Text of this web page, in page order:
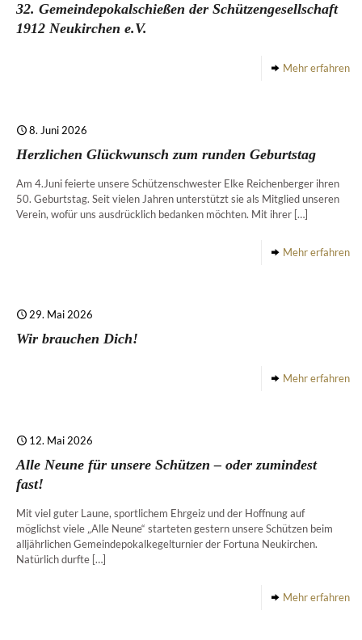
32. Gemeindepokalschießen der Schützengesellschaft
1912 Neukirchen e.V.
Mehr erfahren
8. Juni 2026
Herzlichen Glückwunsch zum runden Geburtstag
Am 4.Juni feierte unsere Schützenschwester Elke Reichenberger ihren
50. Geburtstag. Seit vielen Jahren unterstützt sie als Mitglied unseren
Verein, wofür uns ausdrücklich bedanken möchten. Mit ihrer […]
Mehr erfahren
29. Mai 2026
Wir brauchen Dich!
Mehr erfahren
12. Mai 2026
Alle Neune für unsere Schützen – oder zumindest
fast!
Mit viel guter Laune, sportlichem Ehrgeiz und der Hoffnung auf
möglichst viele „Alle Neune“ starteten gestern unsere Schützen beim
alljährlichen Gemeindepokalkegelturnier der Fortuna Neukirchen.
Natürlich durfte […]
Mehr erfahren